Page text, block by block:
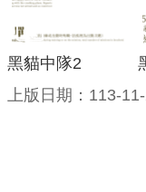
安
全
及
黑貓中隊2
上版日期：113-